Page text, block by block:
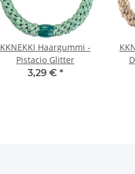
KKNEKKI Haargummi -
Pistacio Glitter
3,29 € *